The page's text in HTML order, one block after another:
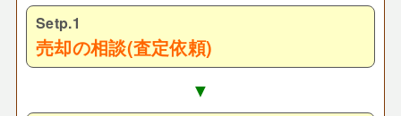
Setp.1
売却の相談(査定依頼)
▼